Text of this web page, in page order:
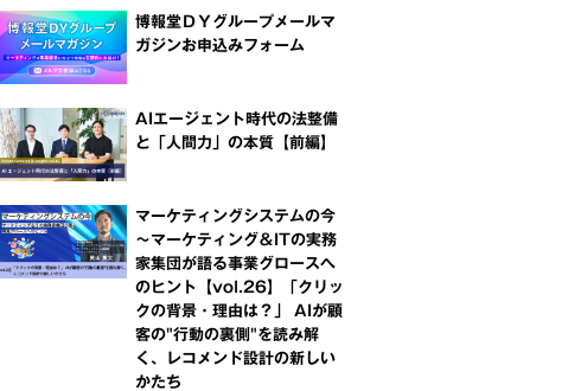
博報堂ＤＹグループメールマ
ガジンお申込みフォーム
AIエージェント時代の法整備
と「人間力」の本質【前編】
マーケティングシステムの今
～マーケティング＆ITの実務
家集団が語る事業グロースへ
のヒント【vol.26】「クリッ
クの背景・理由は？」 AIが顧
客の"行動の裏側"を読み解
く、レコメンド設計の新しい
かたち